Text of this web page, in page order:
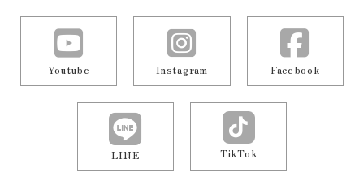
Youtube Instagram Facebook
LINE TikTok